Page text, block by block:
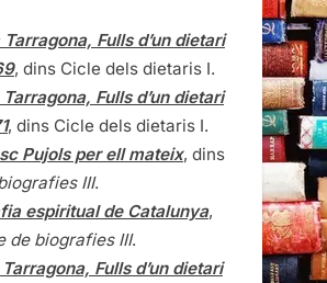
Tarragona, Fulls d’un dietari
, dins Cicle dels dietaris I.
Fulls d’un dietari
, dins Cicle dels dietaris I.
Pujols per ell mateix, dins
III.
espiritual de Catalunya,
de biografies III.
Fulls d’un dietari